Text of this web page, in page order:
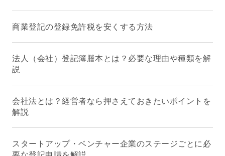
商業登記の登録免許税を安くする方法
法人（会社）登記簿謄本とは？必要な理由や種類を解
説
会社法とは？経営者なら押さえておきたいポイントを
解説
スタートアップ・ベンチャー企業のステージごとに必
要な登記申請を解説